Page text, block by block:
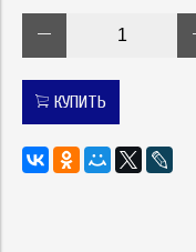
КУПИТЬ